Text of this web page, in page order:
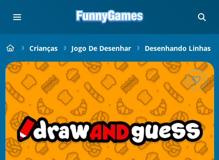
Crianças Jogo De Desenhar Desenhando Linhas